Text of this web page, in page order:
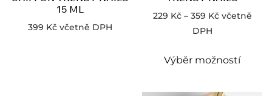
15 ML
399 Kč včetně DPH
229 Kč – 359 Kč včetně
DPH
Výběr možností